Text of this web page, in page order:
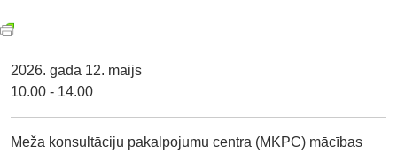
2026. gada 12. maijs
10.00 - 14.00
Meža konsultāciju pakalpojumu centra (MKPC) mācības